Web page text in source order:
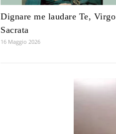
Dignare me laudare Te, Virgo
Sacrata
16 Maggio 2026